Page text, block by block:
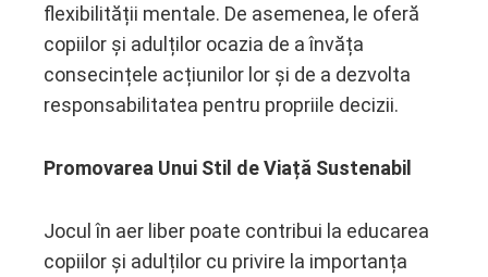
flexibilității mentale. De asemenea, le oferă
copiilor și adulților ocazia de a învăța
consecințele acțiunilor lor și de a dezvolta
responsabilitatea pentru propriile decizii.
Promovarea Unui Stil de Viață Sustenabil
Jocul în aer liber poate contribui la educarea
copiilor și adulților cu privire la importanța